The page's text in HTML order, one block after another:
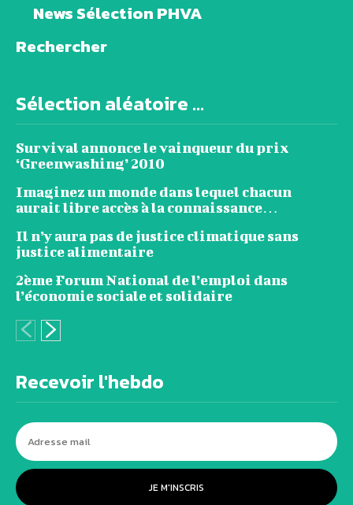
News Sélection PHVA
Rechercher
Sélection aléatoire ...
Survival annonce le vainqueur du prix
‘Greenwashing’ 2010
Imaginez un monde dans lequel chacun
aurait libre accès à la connaissance…
Il n’y aura pas de justice climatique sans
justice alimentaire
2ème Forum National de l’emploi dans
l’économie sociale et solidaire
Recevoir l'hebdo
JE M'INSCRIS